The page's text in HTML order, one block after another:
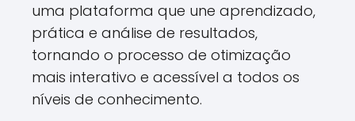
uma plataforma que une aprendizado,
prática e análise de resultados,
tornando o processo de otimização
mais interativo e acessível a todos os
níveis de conhecimento.